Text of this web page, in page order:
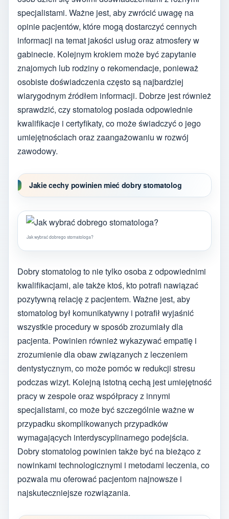
specjalistami. Ważne jest, aby zwrócić uwagę na
opinie pacjentów, które mogą dostarczyć cennych
informacji na temat jakości usług oraz atmosfery w
gabinecie. Kolejnym krokiem może być zapytanie
znajomych lub rodziny o rekomendacje, ponieważ
osobiste doświadczenia często są najbardziej
wiarygodnym źródłem informacji. Dobrze jest również
sprawdzić, czy stomatolog posiada odpowiednie
kwalifikacje i certyfikaty, co może świadczyć o jego
umiejętnościach oraz zaangażowaniu w rozwój
zawodowy.
Jakie cechy powinien mieć dobry stomatolog
Jak wybrać dobrego stomatologa?
Dobry stomatolog to nie tylko osoba z odpowiednimi
kwalifikacjami, ale także ktoś, kto potrafi nawiązać
pozytywną relację z pacjentem. Ważne jest, aby
stomatolog był komunikatywny i potrafił wyjaśnić
wszystkie procedury w sposób zrozumiały dla
pacjenta. Powinien również wykazywać empatię i
zrozumienie dla obaw związanych z leczeniem
dentystycznym, co może pomóc w redukcji stresu
podczas wizyt. Kolejną istotną cechą jest umiejętność
pracy w zespole oraz współpracy z innymi
specjalistami, co może być szczególnie ważne w
przypadku skomplikowanych przypadków
wymagających interdyscyplinarnego podejścia.
Dobry stomatolog powinien także być na bieżąco z
nowinkami technologicznymi i metodami leczenia, co
pozwala mu oferować pacjentom najnowsze i
najskuteczniejsze rozwiązania.